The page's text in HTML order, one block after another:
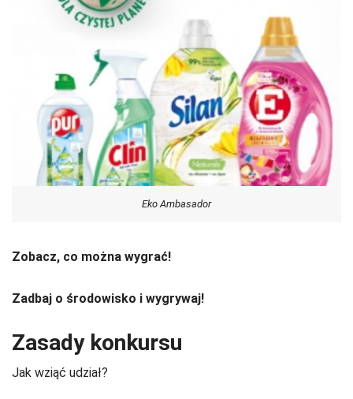
Eko Ambasador
Zobacz, co można wygrać!
Zadbaj o środowisko i wygrywaj!
Zasady konkursu
Jak wziąć udział?